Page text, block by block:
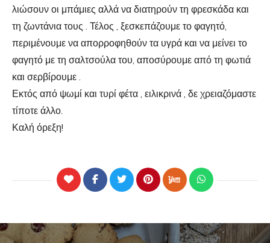
λιώσουν οι μπάμιες αλλά να διατηρούν τη φρεσκάδα και
τη ζωντάνια τους . Τέλος , ξεσκεπάζουμε το φαγητό,
περιμένουμε να απορροφηθούν τα υγρά και να μείνει το
φαγητό με τη σαλτσούλα του, αποσύρουμε από τη φωτιά
και σερβίρουμε .
Εκτός από ψωμί και τυρί φέτα , ειλικρινά , δε χρειαζόμαστε
τίποτε άλλο.
Καλή όρεξη!